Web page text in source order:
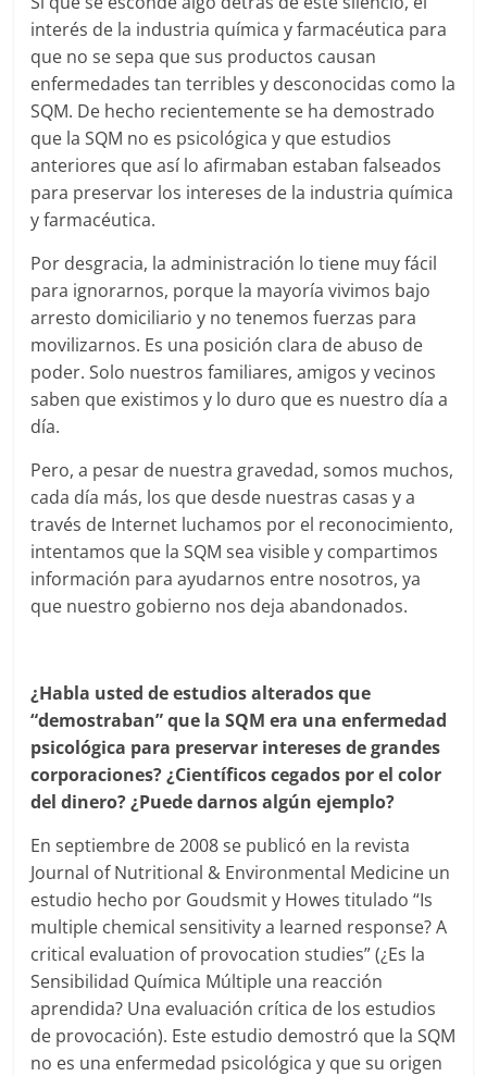
interés de la industria química y farmacéutica para
que no se sepa que sus productos causan
enfermedades tan terribles y desconocidas como la
SQM. De hecho recientemente se ha demostrado
que la SQM no es psicológica y que estudios
anteriores que así lo afirmaban estaban falseados
para preservar los intereses de la industria química
y farmacéutica.
Por desgracia, la administración lo tiene muy fácil
para ignorarnos, porque la mayoría vivimos bajo
arresto domiciliario y no tenemos fuerzas para
movilizarnos. Es una posición clara de abuso de
poder. Solo nuestros familiares, amigos y vecinos
saben que existimos y lo duro que es nuestro día a
día.
Pero, a pesar de nuestra gravedad, somos muchos,
cada día más, los que desde nuestras casas y a
través de Internet luchamos por el reconocimiento,
intentamos que la SQM sea visible y compartimos
información para ayudarnos entre nosotros, ya
que nuestro gobierno nos deja abandonados.
¿Habla usted de estudios alterados que
“demostraban” que la SQM era una enfermedad
psicológica para preservar intereses de grandes
corporaciones? ¿Científicos cegados por el color
del dinero? ¿Puede darnos algún ejemplo?
En septiembre de 2008 se publicó en la revista
Journal of Nutritional & Environmental Medicine un
estudio hecho por Goudsmit y Howes titulado “Is
multiple chemical sensitivity a learned response? A
critical evaluation of provocation studies” (¿Es la
Sensibilidad Química Múltiple una reacción
aprendida? Una evaluación crítica de los estudios
de provocación). Este estudio demostró que la SQM
no es una enfermedad psicológica y que su origen